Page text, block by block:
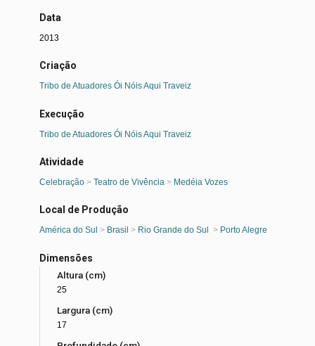
Data
2013
Criação
Tribo de Atuadores Ói Nóis Aqui Traveiz
Execução
Tribo de Atuadores Ói Nóis Aqui Traveiz
Atividade
Celebração> Teatro de Vivência> Medéia Vozes
Local de Produção
América do Sul > Brasil > Rio Grande do Sul > Porto Alegre
Dimensões
Altura (cm)
25
Largura (cm)
17